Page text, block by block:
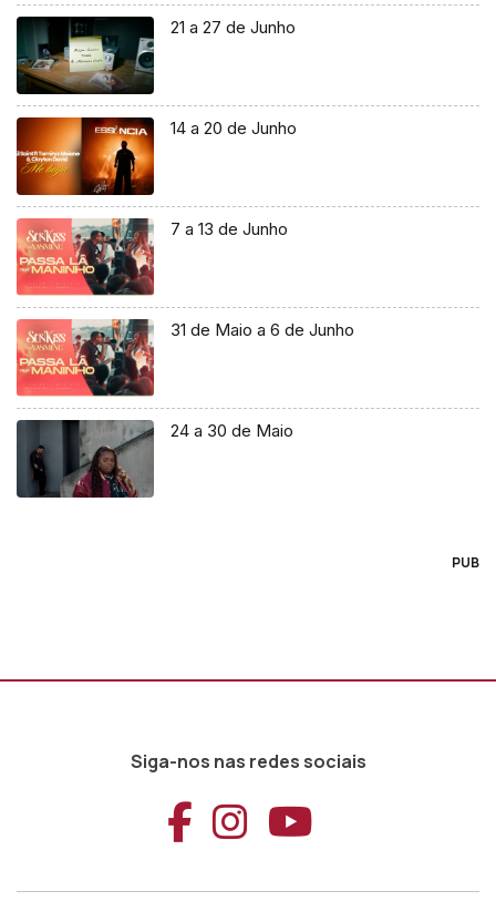
21 a 27 de Junho
14 a 20 de Junho
7 a 13 de Junho
31 de Maio a 6 de Junho
24 a 30 de Maio
PUB
Siga-nos nas redes sociais
Aceder ao
Aceder ao
Aceder